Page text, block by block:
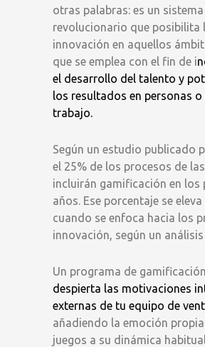
otras palabras: es un sistema
revolucionario que posibilita
innovación en aquellos
que se emplea con el fin de i
el desarrollo del talento y
los resultados en personas
trabajo.
Según un estudio publicado
el 25% de los procesos de
incluirán gamificación en los
años. Ese porcentaje se
cuando se enfoca hacia los
innovación, según un
Un programa de
despierta las motivaciones
externas de tu equipo de
añadiendo la emoción
juegos a su dinámica